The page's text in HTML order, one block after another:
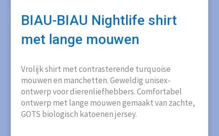
BIAU-BIAU Nightlife shirt
met lange mouwen
Vrolijk shirt met contrasterende turquoise
mouwen en manchetten. Geweldig unisex-
ontwerp voor dierenliefhebbers. Comfortabel
ontwerp met lange mouwen gemaakt van zachte,
GOTS biologisch katoenen jersey.